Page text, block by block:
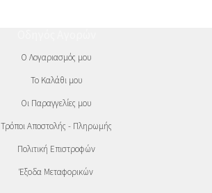
Ο Λογαριασμός μου
Το Καλάθι μου
Οι Παραγγελίες μου
Τρόποι Αποστολής - Πληρωμής
Πολιτική Επιστροφών
Έξοδα Μεταφορικών